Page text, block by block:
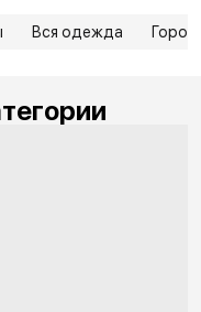
Вся одежда Город